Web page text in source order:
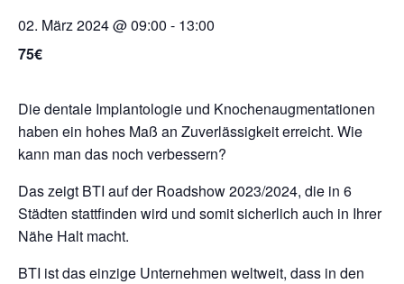
02. März 2024 @ 09:00 - 13:00
75€
Die dentale Implantologie und Knochenaugmentationen
haben ein hohes Maß an Zuverlässigkeit erreicht. Wie
kann man das noch verbessern?
Das zeigt BTI auf der Roadshow 2023/2024, die in 6
Städten stattfinden wird und somit sicherlich auch in Ihrer
Nähe Halt macht.
BTI ist das einzige Unternehmen weltweit, dass in den